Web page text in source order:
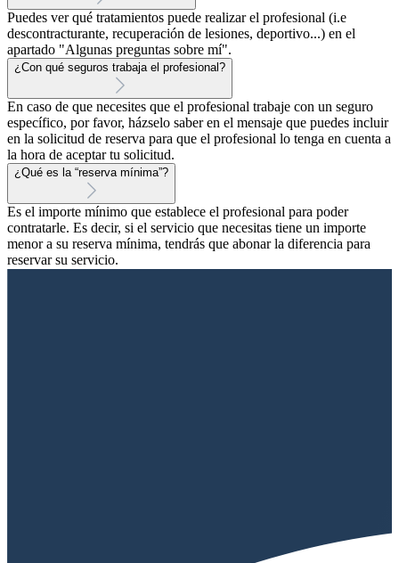
Puedes ver qué tratamientos puede realizar el profesional (i.e
descontracturante, recuperación de lesiones, deportivo...) en el
apartado "Algunas preguntas sobre mí".
¿Con qué seguros trabaja el profesional?
En caso de que necesites que el profesional trabaje con un seguro
específico, por favor, házselo saber en el mensaje que puedes incluir
en la solicitud de reserva para que el profesional lo tenga en cuenta a
la hora de aceptar tu solicitud.
¿Qué es la “reserva mínima”?
Es el importe mínimo que establece el profesional para poder
contratarle. Es decir, si el servicio que necesitas tiene un importe
menor a su reserva mínima, tendrás que abonar la diferencia para
reservar su servicio.